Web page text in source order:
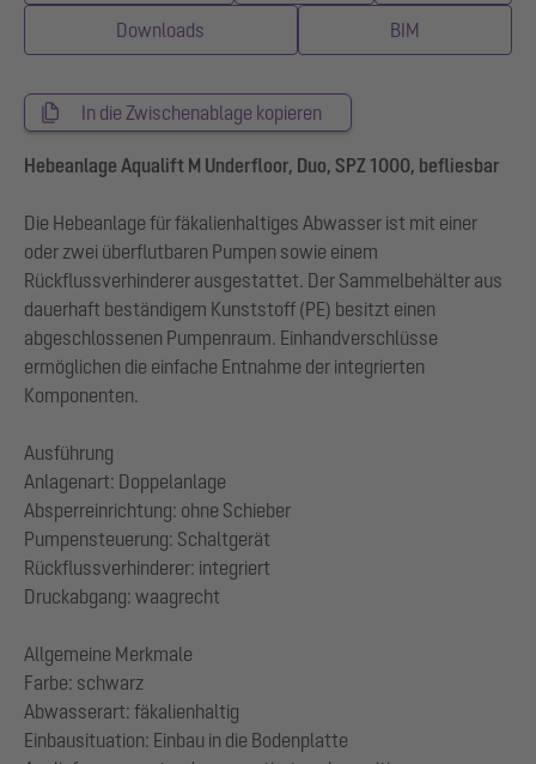
Downloads BIM
In die Zwischenablage kopieren
Hebeanlage Aqualift M Underfloor, Duo, SPZ 1000, befliesbar
Die Hebeanlage für fäkalienhaltiges Abwasser ist mit einer
oder zwei überflutbaren Pumpen sowie einem
Rückflussverhinderer ausgestattet. Der Sammelbehälter aus
dauerhaft beständigem Kunststoff (PE) besitzt einen
abgeschlossenen Pumpenraum. Einhandverschlüsse
ermöglichen die einfache Entnahme der integrierten
Komponenten.
Ausführung
Anlagenart: Doppelanlage
Absperreinrichtung: ohne Schieber
Pumpensteuerung: Schaltgerät
Rückflussverhinderer: integriert
Druckabgang: waagrecht
Allgemeine Merkmale
Farbe: schwarz
Abwasserart: fäkalienhaltig
Einbausituation: Einbau in die Bodenplatte